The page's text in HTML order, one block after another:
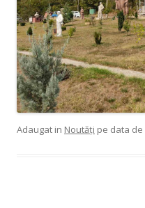
Adaugat in Noutăți pe data de